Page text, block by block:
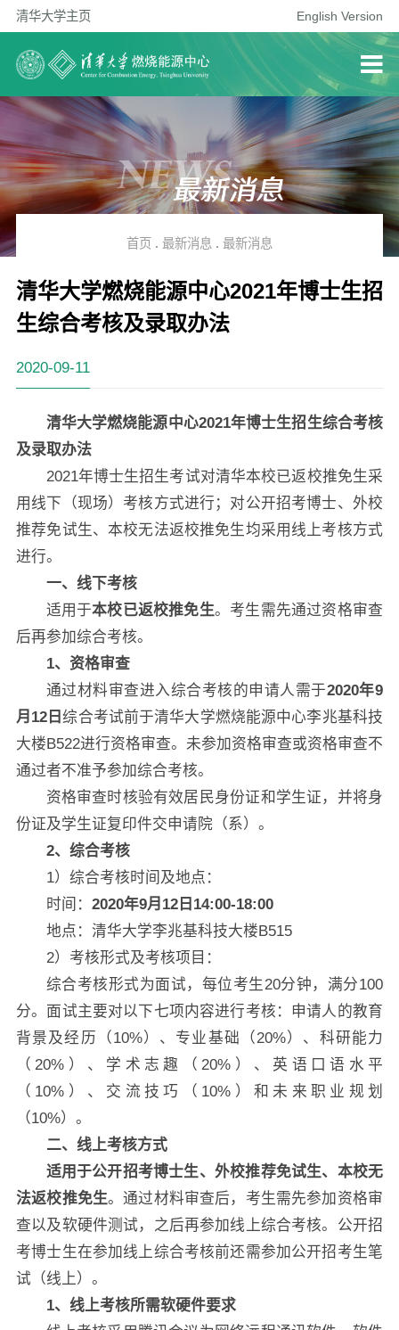
清华大学主页 English Version
首页 . 最新消息 . 最新消息
清华大学燃烧能源中心2021年博士生招
生综合考核及录取办法
2020-09-11
清华大学燃烧能源中心2021年博士生招生综合考核
及录取办法
2021年博士生招生考试对清华本校已返校推免生采
用线下（现场）考核方式进行；对公开招考博士、外校
推荐免试生、本校无法返校推免生均采用线上考核方式
进行。
一、线下考核
适用于本校已返校推免生。考生需先通过资格审查
后再参加综合考核。
1、资格审查
通过材料审查进入综合考核的申请人需于2020年9
月12日综合考试前于清华大学燃烧能源中心李兆基科技
大楼B522进行资格审查。未参加资格审查或资格审查不
通过者不准予参加综合考核。
资格审查时核验有效居民身份证和学生证，并将身
份证及学生证复印件交申请院（系）。
2、综合考核
1）综合考核时间及地点：
时间： 2020年9月12日14:00-18:00
地点：清华大学李兆基科技大楼B515
2）考核形式及考核项目：
综合考核形式为面试，每位考生20分钟，满分100
分。面试主要对以下七项内容进行考核：申请人的教育
背景及经历（10%）、专业基础（20%）、科研能力
（20%）、学术志趣（20%）、英语口语水平
（10%）、交流技巧（10%）和未来职业规划
（10%）。
二、线上考核方式
适用于公开招考博士生、外校推荐免试生、本校无
法返校推免生。通过材料审查后，考生需先参加资格审
查以及软硬件测试，之后再参加线上综合考核。公开招
考博士生在参加线上综合考核前还需参加公开招考生笔
试（线上）。
1、线上考核所需软硬件要求